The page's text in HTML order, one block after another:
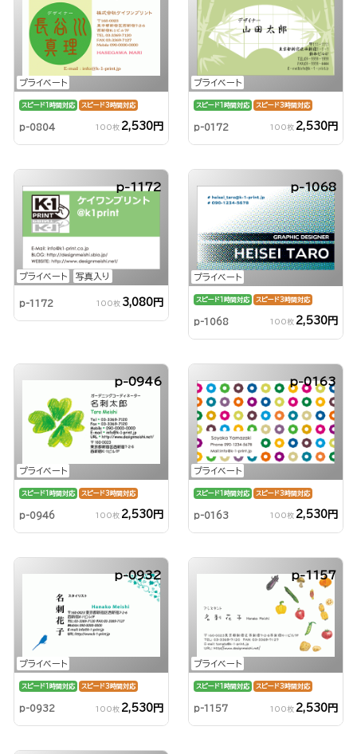
プライベート
スピード1時間対応 スピード3時間対応
p-0804 100枚 2,530円
プライベート
スピード1時間対応 スピード3時間対応
p-0172 100枚 2,530円
プライベート 写真入り
p-1172
p-1172 100枚 3,080円
プライベート
p-1068
スピード1時間対応 スピード3時間対応
p-1068 100枚 2,530円
プライベート
p-0946
スピード1時間対応 スピード3時間対応
p-0946 100枚 2,530円
プライベート
p-0163
スピード1時間対応 スピード3時間対応
p-0163 100枚 2,530円
プライベート
p-0932
スピード1時間対応 スピード3時間対応
p-0932 100枚 2,530円
プライベート
p-1157
スピード1時間対応 スピード3時間対応
p-1157 100枚 2,530円